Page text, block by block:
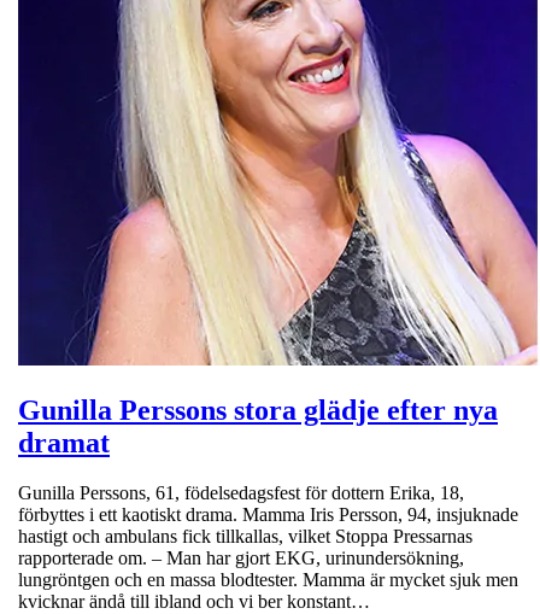
Gunilla Perssons stora glädje efter nya
dramat
Gunilla Perssons, 61, födelsedagsfest för dottern Erika, 18,
förbyttes i ett kaotiskt drama. Mamma Iris Persson, 94, insjuknade
hastigt och ambulans fick tillkallas, vilket Stoppa Pressarnas
rapporterade om. – Man har gjort EKG, urinundersökning,
lungröntgen och en massa blodtester. Mamma är mycket sjuk men
kvicknar ändå till ibland och vi ber konstant…